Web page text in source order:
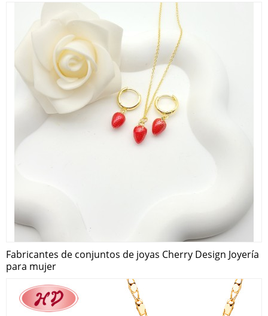
Fabricantes de conjuntos de joyas Cherry Design Joyería
para mujer